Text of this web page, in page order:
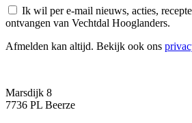
Ik wil per e-mail nieuws, acties,
ontvangen van Vechtdal Hooglanders.
Afmelden kan altijd. Bekijk ook ons
Marsdijk 8
7736 PL Beerze